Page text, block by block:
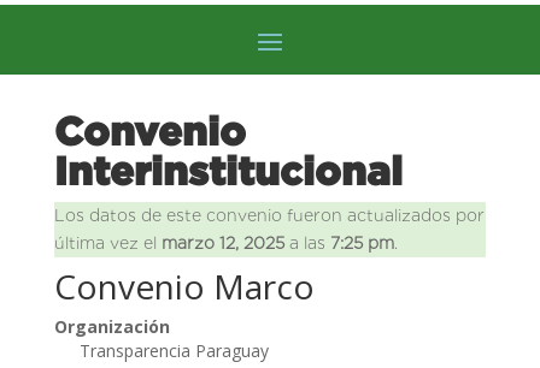
Convenio
Interinstitucional
Los datos de este convenio fueron actualizados por
última vez el marzo 12, 2025a las 7:25 pm.
Convenio Marco
Organización
Transparencia Paraguay